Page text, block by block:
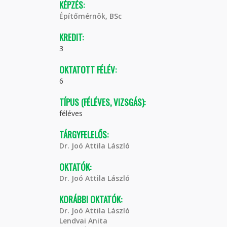
KÉPZÉS:
Építőmérnök, BSc
KREDIT:
3
OKTATOTT FÉLÉV:
6
TÍPUS (FÉLÉVES, VIZSGÁS):
féléves
TÁRGYFELELŐS:
Dr. Joó Attila László
OKTATÓK:
Dr. Joó Attila László
KORÁBBI OKTATÓK:
Dr. Joó Attila László
Lendvai Anita